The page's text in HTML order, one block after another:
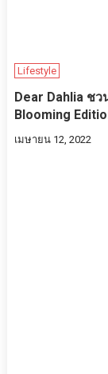
Lifestyle
Dear Dahlia ช
Blooming
เมษายน 12, 2022